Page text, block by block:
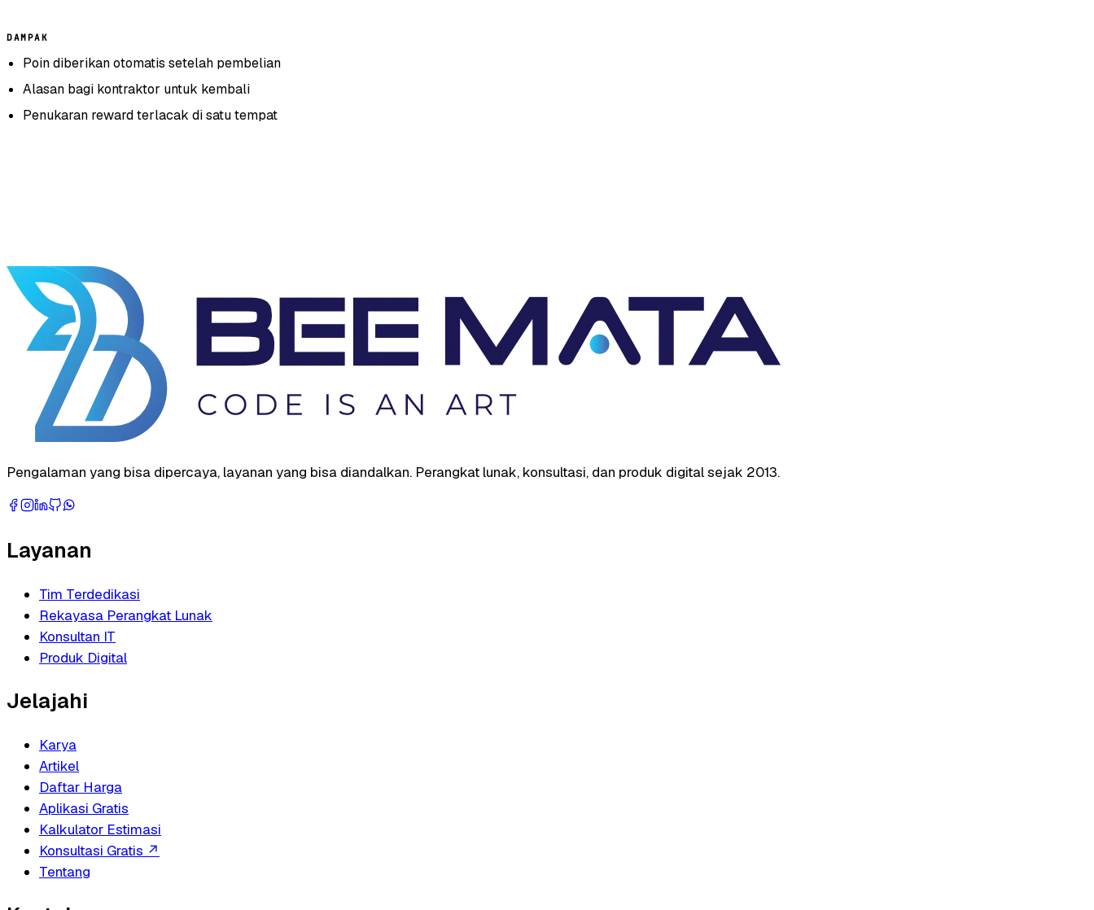
DAMPAK
Poin diberikan otomatis setelah pembelian
Alasan bagi kontraktor untuk kembali
Penukaran reward terlacak di satu tempat
Pengalaman yang bisa dipercaya, layanan yang bisa diandalkan. Perangkat lunak, konsultasi, dan produk digital sejak 2013.
Layanan
Tim Terdedikasi
Rekayasa Perangkat Lunak
Konsultan IT
Produk Digital
Jelajahi
Karya
Artikel
Daftar Harga
Aplikasi Gratis
Kalkulator Estimasi
Konsultasi Gratis ↗
Tentang